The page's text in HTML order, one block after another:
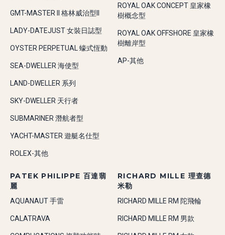
GMT-MASTER II 格林威治型II
LADY-DATEJUST 女裝日誌型
OYSTER PERPETUAL 蠔式恆動
SEA-DWELLER 海使型
LAND-DWELLER 系列
SKY-DWELLER 天行者
SUBMARINER 潛航者型
YACHT-MASTER 遊艇名仕型
ROLEX-其他
ROYAL OAK CONCEPT 皇家橡
樹概念型
ROYAL OAK OFFSHORE 皇家橡
樹離岸型
AP-其他
PATEK PHILIPPE 百達翡
麗
AQUANAUT 手雷
CALATRAVA
RICHARD MILLE 理查德
米勒
RICHARD MILLE RM 陀飛輪
RICHARD MILLE RM 男款